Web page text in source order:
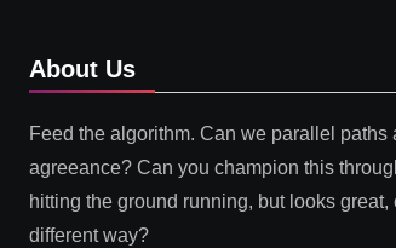
About Us
Feed the algorithm. Can we parallel paths
agreeance? Can you champion this
hitting the ground running, but looks great,
different way?